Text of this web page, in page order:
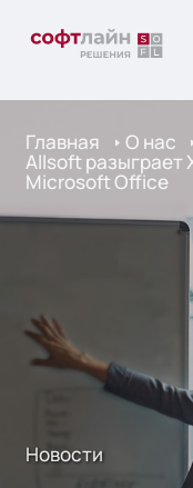
Главная О нас
Allsoft разыграет
Microsoft Office
Новости